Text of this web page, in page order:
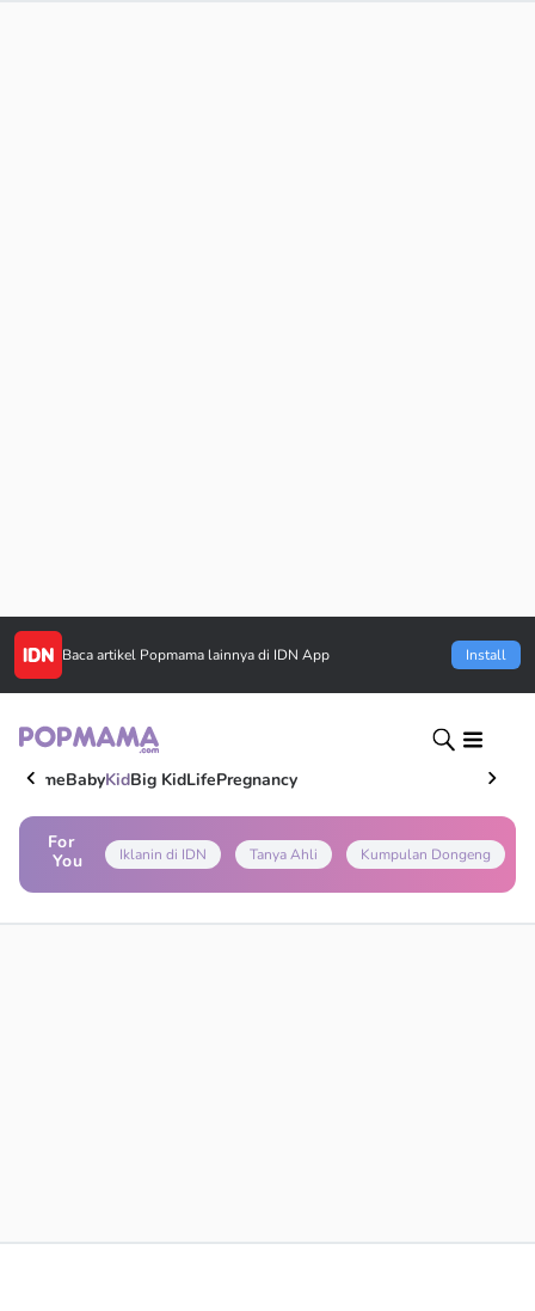
Baca artikel Popmama lainnya di IDN App Install
HomeBabyKidBig KidLifePregnancy
For
You
Iklanin di IDN Tanya Ahli Kumpulan Dongeng